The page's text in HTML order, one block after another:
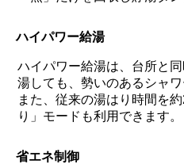
ハイパワー給湯
ハイパワー給湯は、台所と
湯しても、勢いのあるシャワ
また、従来の湯はり時間を
り」モードも利用できます。
省エネ制御